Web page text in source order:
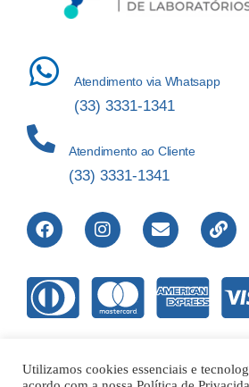
Atendimento via Whatsapp
(33) 3331-1341
Atendimento ao Cliente
(33) 3331-1341
Utilizamos cookies essenciais e